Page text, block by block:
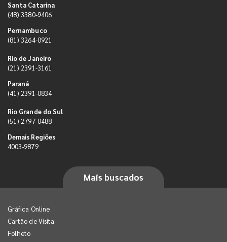
Santa Catarina
(48) 3380-9406
Pernambuco
(81) 3264-0921
Rio de Janeiro
(21) 2391-3161
Paraná
(41) 2391-0834
Rio Grande do Sul
(51) 2797-0488
Demais Regiões
4003-9879
Mais buscados
Gráfica Online
Cartão de Visita
Folheto